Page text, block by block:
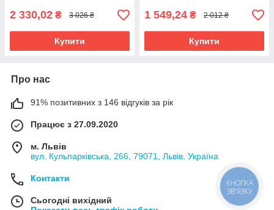
2 330,02 ₴ 3 026 ₴
Купити
1 549,24 ₴ 2 012 ₴
Купити
Про нас
91% позитивних з 146 відгуків за рік
Працює з 27.09.2020
м. Львів
вул. Кульпарківська, 266, 79071, Львів, Україна
Контакти
Сьогодні вихідний
КНОПКА
ЗВ'ЯЗКУ